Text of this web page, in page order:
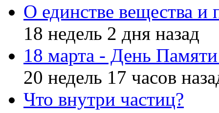
О единстве вещества и
18 недель 2 дня назад
18 марта - День
20 недель 17 часов
Что внутри частиц?